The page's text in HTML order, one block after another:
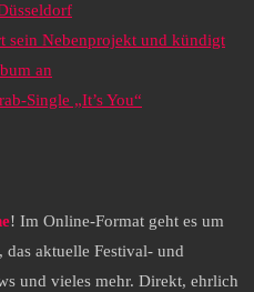
sein Nebenprojekt und kündigt
an
Single „It’s You“
! Im Online-Format geht es um
aktuelle Festival- und
und vieles mehr. Direkt, ehrlich